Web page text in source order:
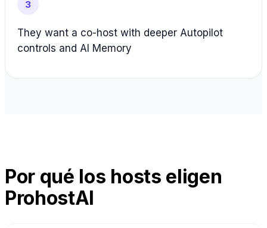
3
They want a co-host with deeper Autopilot
controls and AI Memory
Por qué los hosts eligen
ProhostAI